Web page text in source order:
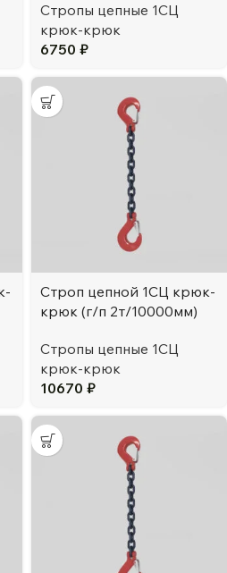
Стропы цепные 1СЦ
крюк-крюк
6750 ₽
Строп цепной 1СЦ крюк-
крюк (г/п 2т/10000мм)
Стропы цепные 1СЦ
крюк-крюк
10670 ₽